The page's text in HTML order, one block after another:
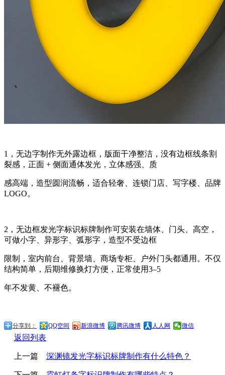
1，无边字制作无外露边框，版面干净整洁，没有边框线条割
裂感，正面 + 侧面通体发光，立体感强、质
感高端，造型圆润流畅，适合轻奢、连锁门店、写字楼、品牌
LOGO。
2，无边框发光字标识标牌制作可安装在墙体、门头、高空，
可做小字、异形字、弧形字，造型不受边框
限制，室内前台、背景墙、商场专柜、户外门头都通用。不仅
结构简单，后期维修换灯方便，正常使用3–5
年不发黄、不褪色。
分享到： QQ空间 新浪微博 腾讯微博 人人网 微信
返回列表
上一篇 深渊镜发光字标识标牌制作有什么特色？